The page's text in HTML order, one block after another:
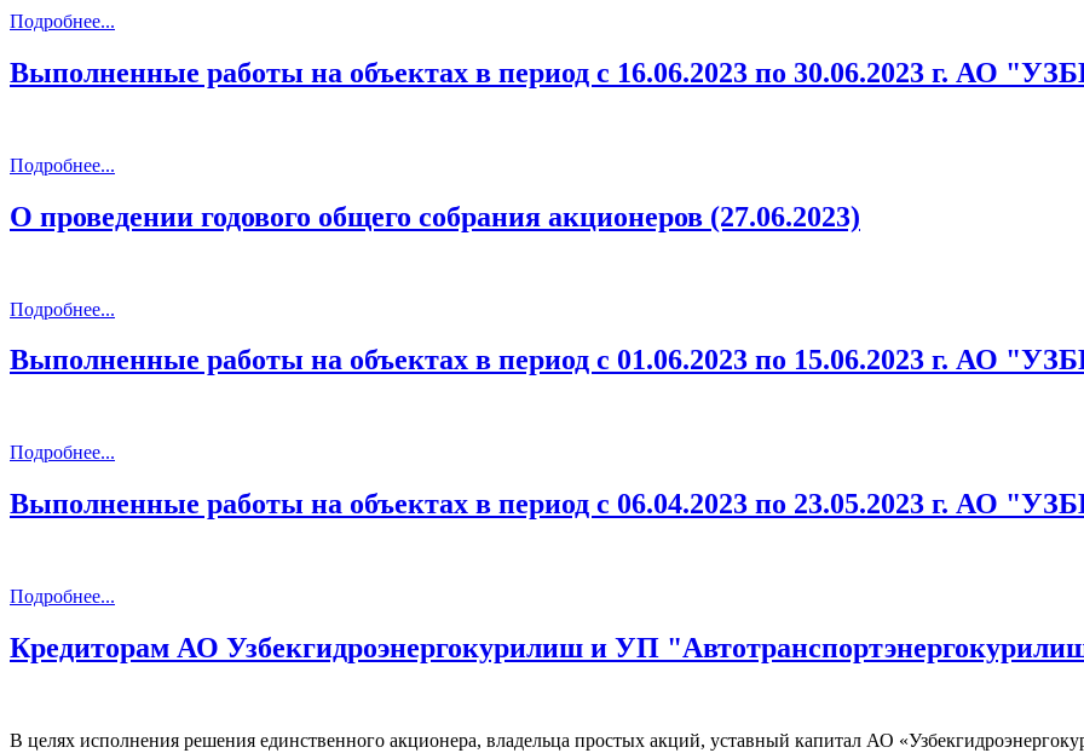
Подробнее...
Выполненные работы на объектах в период с 16.06.2023 по 30.06.2023 г.
Подробнее...
О проведении годового общего собрания акционеров (27.06.2023)
Подробнее...
Выполненные работы на объектах в период с 01.06.2023 по 15.06.2023 г.
Подробнее...
Выполненные работы на объектах в период с 06.04.2023 по 23.05.2023 г.
Подробнее...
Кредиторам АО Узбекгидроэнергокурилиш и УП
В целях исполнения решения единственного акционера, владельца простых акций, уставный капитал АО